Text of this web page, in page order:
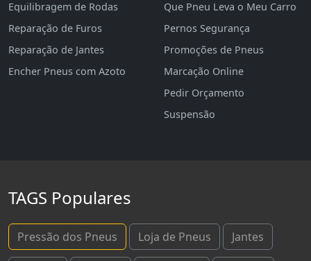
Equilibragem de Rodas
Reparação de Furos
Reparação de Jantes
Encher Pneus com Azoto
Que Pneu Leva o Meu Carro
Pernos Segurança
Promoções de Pneus
Marcação Online
Pedir Orçamento
Suspensão
TAGS Populares
Pressão dos Pneus Loja de Pneus Jantes